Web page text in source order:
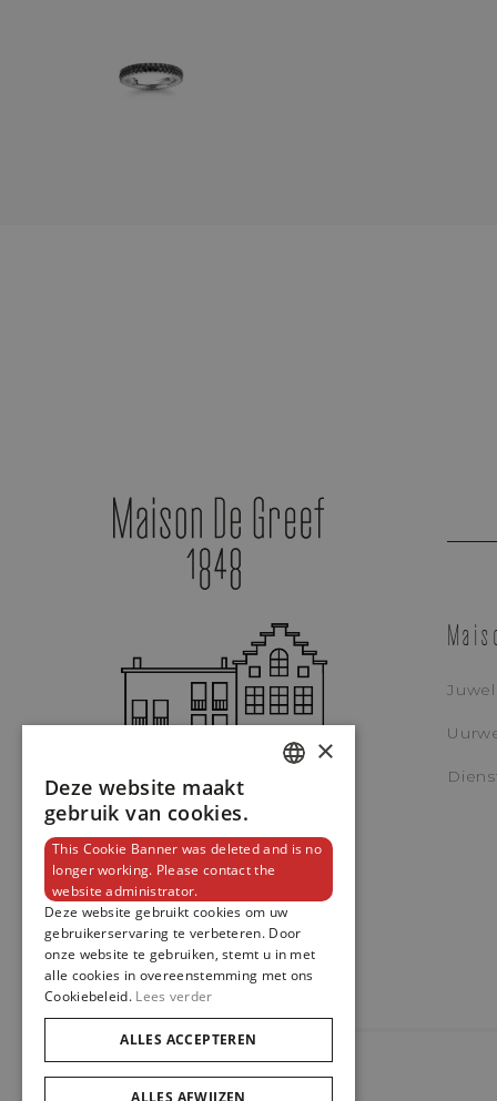
Demeglio
WITGOUDEN RING
GEZET MET ZWARTE
×
Deze website maakt
gebruik van cookies.
This Cookie Banner was deleted and is no
longer working. Please contact the
website administrator.
Deze website gebruikt cookies om uw
gebruikerservaring te verbeteren. Door
onze website te gebruiken, stemt u in met
alle cookies in overeenstemming met ons
Cookiebeleid. Lees verder
ALLES ACCEPTEREN
ALLES AFWIJZEN